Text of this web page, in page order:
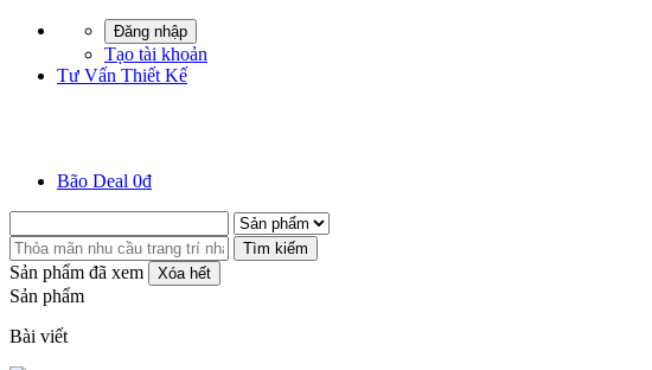
Đăng nhập
Tạo tài khoản
Tư Vấn Thiết Kế
Bão Deal 0đ
Tìm kiếm
Sản phẩm đã xem Xóa hết
Sản phẩm
Bài viết